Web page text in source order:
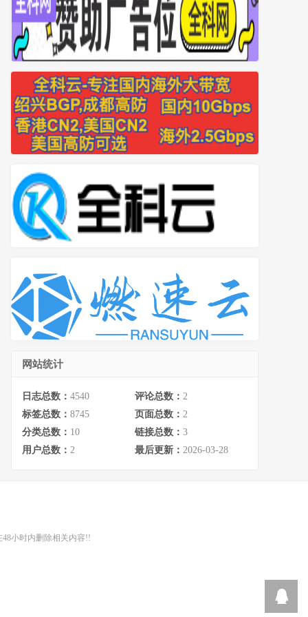
网站统计
日志总数： 4540 评论总数： 2
标签总数： 8745 页面总数： 2
分类总数： 10 链接总数： 3
用户总数： 2 最后更新： 2026-03-28
小时内删除相关内容!!